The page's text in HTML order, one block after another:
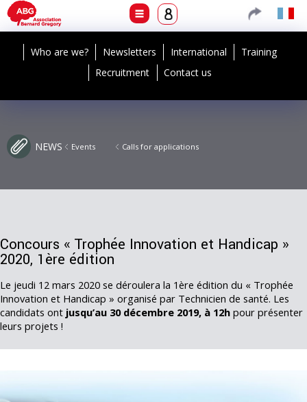
Who are we? Newsletters International
Training
Recruitment
Contact us
NEWS Events Calls for applications
Concours « Trophée Innovation et Handicap »
2020, 1ère édition
Le jeudi 12 mars 2020 se déroulera la 1ère édition du « Trophée
Innovation et Handicap » organisé par Technicien de santé. Les
candidats ont jusqu’au 30 décembre 2019, à 12h pour présenter
leurs projets !